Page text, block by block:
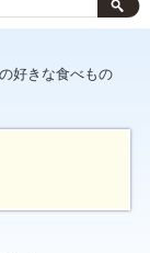
好きな食べもの